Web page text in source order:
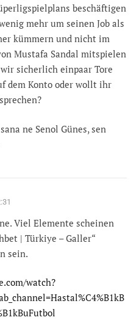
beschäftigen
mehr um seinen Job als
kümmern und nicht im
Mustafa Sandal mitspielen
sicherlich einpaar Tore
dem Konto oder wollt ihr
ne Senol Günes, sen
Viel Elemente scheinen
| Türkiye – Galler“
sein.
watch?